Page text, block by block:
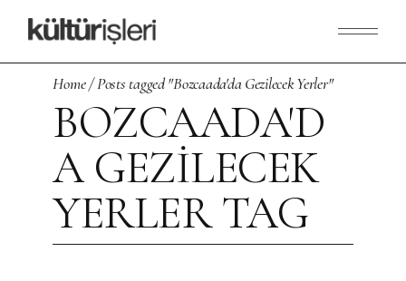
content
Home Posts tagged "Bozcaada'da Gezilecek Yerler"
BOZCAADA'D
A GEZILECEK
YERLER TAG